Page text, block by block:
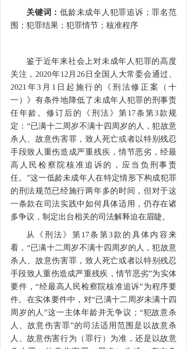
关键词：低龄未成年人犯罪追诉；罪名范
围；犯罪结果；犯罪情节；核准程序
鉴于近年来社会上对未成年人犯罪的高度
关注，2020年12月26日全国人大常委会通过、
2021年3月1日起施行的《刑法修正案（十
一）》有条件地降低了未成年人犯罪的刑事责
任年龄。修订后的《刑法》第17条第3款规
定：“已满十二周岁不满十四周岁的人，犯故意
杀人、故意伤害罪，致人死亡或者以特别残忍
手段致人重伤造成严重残疾，情节恶劣，经最
高人民检察院核准追诉的，应当负刑事责
任。”这一低龄未成年人在特定情形下构成犯罪
的刑法规范已经施行两年多的时间，但对于这
一条款在司法实践中如何具体适用，仍存在诸
多争议，制定出台相关的司法解释迫在眉睫。
从《刑法》第17条第3款的具体内容来
看，“已满十二周岁不满十四周岁的人，犯故意
杀人、故意伤害罪，致人死亡或者以特别残忍
手段致人重伤造成严重残疾，情节恶劣”为实体
要件，“经最高人民检察院核准追诉”为程序要
件。在实体要件中，对“已满十二周岁未满十四
周岁的人”这一主体年龄并无争议；“犯故意杀
人、故意伤害罪”的司法适用范围是以故意杀
人、故意伤害行为（罪行）为准，还是以故意